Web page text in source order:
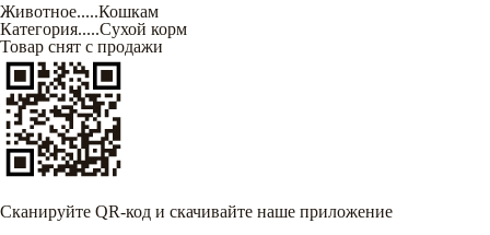
Животное.....Кошкам
Категория.....Сухой корм
Товар снят с продажи
Сканируйте QR-код и скачивайте наше приложение